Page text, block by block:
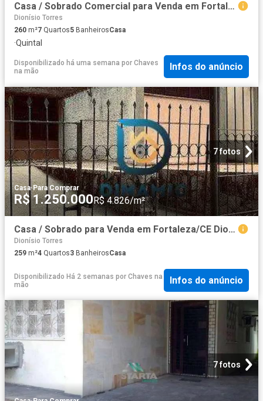
Casa / Sobrado Comercial para Venda em Fortaleza/CE Dionisio Torres 7 Quartos
Dionísio Torres
260 m²7 Quartos5 BanheirosCasa
·Quintal
Disponibilizado há uma semana por Chaves
na mão
Infos do anúncio
7 fotos
Casa·Para Comprar
R$ 1.250.000R$ 4.826/m²
Casa / Sobrado para Venda em Fortaleza/CE Dionisio Torres 4 Quartos
Dionísio Torres
259 m²4 Quartos3 BanheirosCasa
Disponibilizado Há 2 semanas por Chaves na
mão
Infos do anúncio
7 fotos